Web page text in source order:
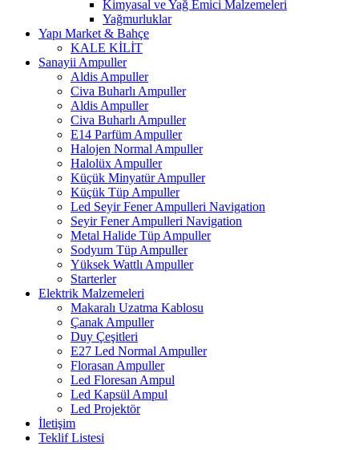
Kimyasal ve Yağ Emici Malzemeleri
Yağmurluklar
Yapı Market & Bahçe
KALE KİLİT
Sanayii Ampuller
Aldis Ampuller
Civa Buharlı Ampuller
Aldis Ampuller
Civa Buharlı Ampuller
E14 Parfüm Ampuller
Halojen Normal Ampuller
Halolüx Ampuller
Küçük Minyatür Ampuller
Küçük Tüp Ampuller
Led Seyir Fener Ampulleri Navigation
Seyir Fener Ampulleri Navigation
Metal Halide Tüp Ampuller
Sodyum Tüp Ampuller
Yüksek Wattlı Ampuller
Starterler
Elektrik Malzemeleri
Makaralı Uzatma Kablosu
Çanak Ampuller
Duy Çeşitleri
E27 Led Normal Ampuller
Florasan Ampuller
Led Floresan Ampul
Led Kapsül Ampul
Led Projektör
İletişim
Teklif Listesi